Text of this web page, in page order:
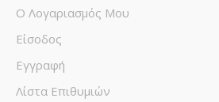
Ο Λογαριασμός Μου
Είσοδος
Εγγραφή
Λίστα Επιθυμιών